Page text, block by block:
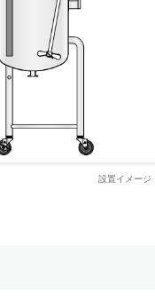
設置イメージ